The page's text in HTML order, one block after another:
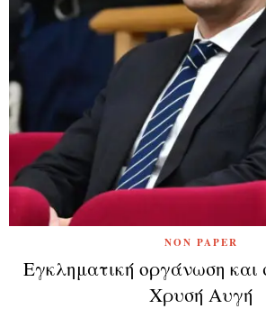
NON PAPER
Εγκληματική οργάνωση και
Χρυσή Αυγή